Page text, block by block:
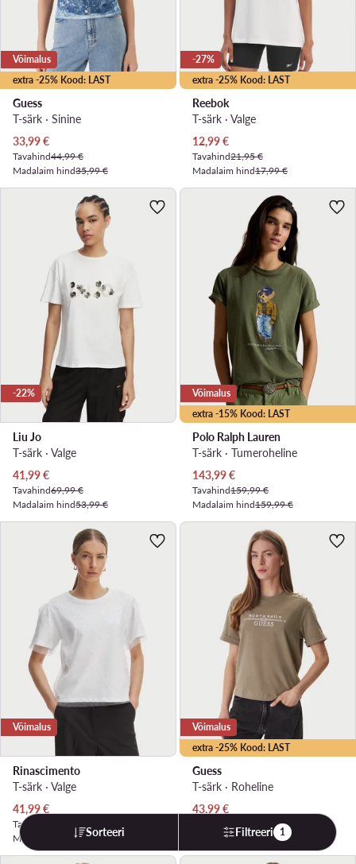
extra -25% Kood: LAST
Võimalus
Guess
T-särk · Sinine
Praegune hind
33,99€
Tavahind44,99 €
Madalaim hind35,99 €
extra -25% Kood: LAST
-27%
Reebok
T-särk · Valge
Praegune hind
12,99€
Tavahind21,95 €
Madalaim hind17,99 €
-22%
Liu Jo
T-särk · Valge
Praegune hind
41,99€
Tavahind69,99 €
Madalaim hind53,99 €
extra -15% Kood: LAST
Võimalus
Polo Ralph Lauren
T-särk · Tumeroheline
Praegune hind
143,99€
Tavahind159,99 €
Madalaim hind159,99 €
Võimalus
Rinascimento
T-särk · Valge
Praegune hind
41,99€
Tavahind
Madalaim hind47,99 €
extra -25% Kood: LAST
Võimalus
Guess
T-särk · Roheline
Praegune hind
43,99€
Madalaim hind46,99 €
Sorteeri Filtreeri 1